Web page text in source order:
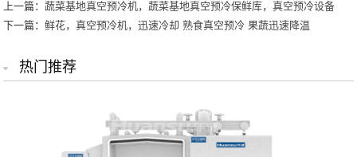
上一篇：蔬菜基地真空预冷机，蔬菜基地真空预冷保鲜库，真空预冷设备
下一篇：鲜花，真空预冷机，迅速冷却 熟食真空预冷 果蔬迅速降温
热门推荐